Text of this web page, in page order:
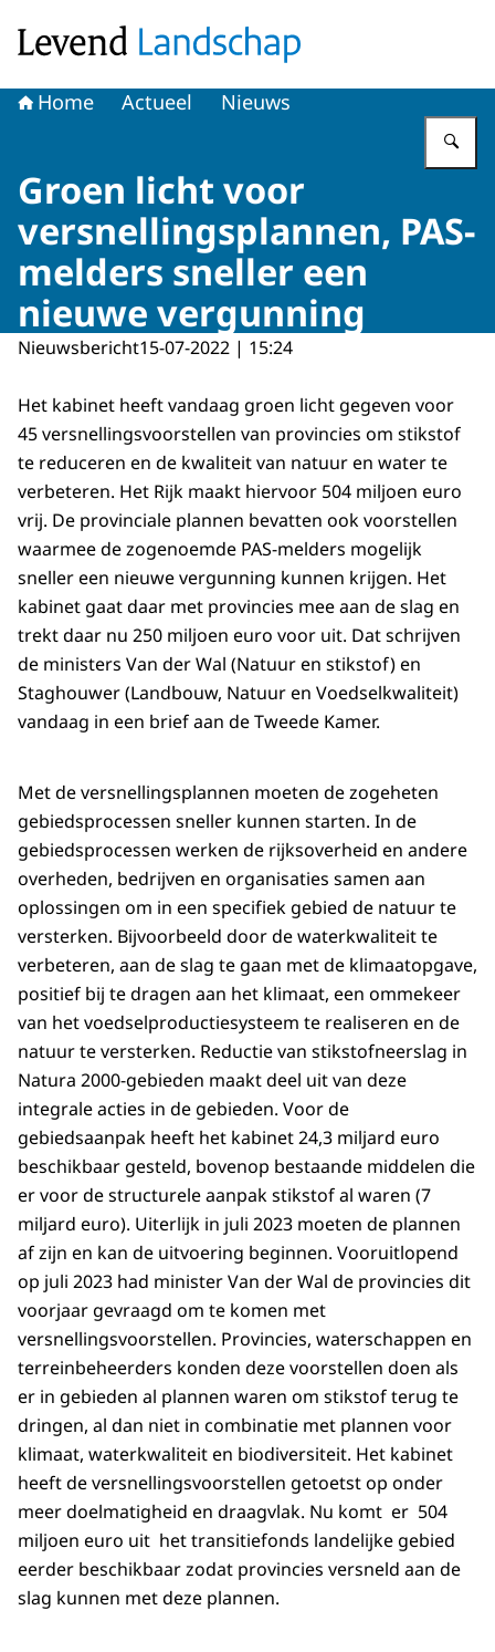
Home Actueel Nieuws
Groen licht voor
versnellingsplannen, PAS-
melders sneller een
nieuwe vergunning
Nieuwsbericht15-07-2022 | 15:24
Het kabinet heeft vandaag groen licht gegeven voor
45 versnellingsvoorstellen van provincies om stikstof
te reduceren en de kwaliteit van natuur en water te
verbeteren. Het Rijk maakt hiervoor 504 miljoen euro
vrij. De provinciale plannen bevatten ook voorstellen
waarmee de zogenoemde PAS-melders mogelijk
sneller een nieuwe vergunning kunnen krijgen. Het
kabinet gaat daar met provincies mee aan de slag en
trekt daar nu 250 miljoen euro voor uit. Dat schrijven
de ministers Van der Wal (Natuur en stikstof) en
Staghouwer (Landbouw, Natuur en Voedselkwaliteit)
vandaag in een brief aan de Tweede Kamer.
Met de versnellingsplannen moeten de zogeheten
gebiedsprocessen sneller kunnen starten. In de
gebiedsprocessen werken de rijksoverheid en andere
overheden, bedrijven en organisaties samen aan
oplossingen om in een specifiek gebied de natuur te
versterken. Bijvoorbeeld door de waterkwaliteit te
verbeteren, aan de slag te gaan met de klimaatopgave,
positief bij te dragen aan het klimaat, een ommekeer
van het voedselproductiesysteem te realiseren en de
natuur te versterken. Reductie van stikstofneerslag in
Natura 2000-gebieden maakt deel uit van deze
integrale acties in de gebieden. Voor de
gebiedsaanpak heeft het kabinet 24,3 miljard euro
beschikbaar gesteld, bovenop bestaande middelen die
er voor de structurele aanpak stikstof al waren (7
miljard euro). Uiterlijk in juli 2023 moeten de plannen
af zijn en kan de uitvoering beginnen. Vooruitlopend
op juli 2023 had minister Van der Wal de provincies dit
voorjaar gevraagd om te komen met
versnellingsvoorstellen. Provincies, waterschappen en
terreinbeheerders konden deze voorstellen doen als
er in gebieden al plannen waren om stikstof terug te
dringen, al dan niet in combinatie met plannen voor
klimaat, waterkwaliteit en biodiversiteit. Het kabinet
heeft de versnellingsvoorstellen getoetst op onder
meer doelmatigheid en draagvlak. Nu komt er 504
miljoen euro uit het transitiefonds landelijke gebied
eerder beschikbaar zodat provincies versneld aan de
slag kunnen met deze plannen.